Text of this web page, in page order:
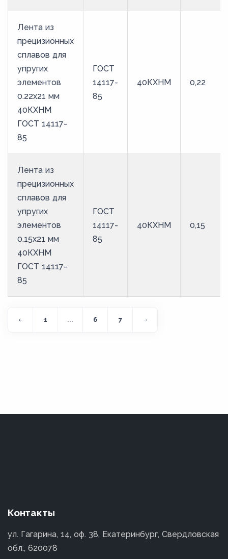
Лента из
прецизионных
сплавов для
упругих
элементов
0.22x21 мм
40КХНМ
ГОСТ 14117-
85
ГОСТ
14117-
85
40КХНМ 0,22
Лента из
прецизионных
сплавов для
упругих
элементов
0.15x21 мм
40КХНМ
ГОСТ 14117-
85
ГОСТ
14117-
85
40КХНМ 0,15
1 ... 6 7
Контакты
ул. Гагарина, 14, оф. 38, Екатеринбург, Свердловская
обл., 620078